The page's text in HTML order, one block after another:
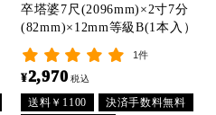
卒塔婆7尺(2096mm)×2寸7分
(82mm)×12mm等級B(1本入）
1件
¥2,970 税込
送料￥1100
決済手数料無料